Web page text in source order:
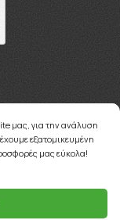
μας, για την ανάλυση
εξατομικευμένη
μας εύκολα!